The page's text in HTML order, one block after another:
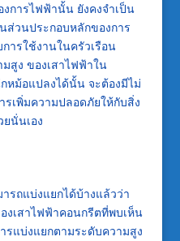
การไฟฟ้านั้น ยังคงจำเป็น
ส่วนประกอบหลักของการ
ารใช้งานในครัวเรือน
สูง ของเสาไฟฟ้าใน
หม้อแปลงได้นั้น จะต้องมีไม่
รเพิ่มความปลอดภัยให้กับสิ่ง
นั่นเอง
รถแบ่งแยกได้บ้างแล้วว่า
งเสาไฟฟ้าคอนกรีตที่พบเห็น
รแบ่งแยกตามระดับความสูง